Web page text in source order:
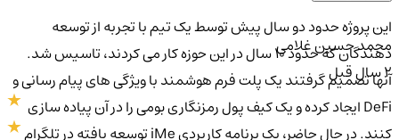
این پروژه حدود دو سال پیش توسط یک تیم با تجربه از توسعه
دهندگان که حدود 10 سال در این حوزه کار می کردند، تاسیس شد.
آنها تصمیم گرفتند یک پلت فرم هوشمند با ویژگی های پیام رسانی و
DeFi ایجاد کرده و یک کیف پول رمزنگاری بومی را در آن پیاده سازی
کنند. در حال حاضر، یک برنامه کاربردی iMe توسعه یافته در تلگرام
محمد حسین غلامی
2 سال قبل